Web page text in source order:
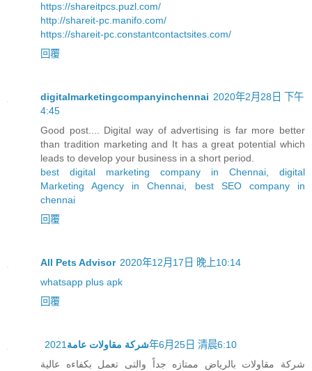
https://shareitpcs.puzl.com/
http://shareit-pc.manifo.com/
https://shareit-pc.constantcontactsites.com/
回覆
digitalmarketingcompanyinchennai 2020年2月28日 下午
4:45
Good post.... Digital way of advertising is far more better
than tradition marketing and It has a great potential which
leads to develop your business in a short period.
best digital marketing company in Chennai, digital
Marketing Agency in Chennai, best SEO company in
chennai
回覆
All Pets Advisor 2020年12月17日 晚上10:14
whatsapp plus apk
回覆
شركة مقاولات عامة2021年6月25日 清晨6:10
شركة مقاولات بالرياض ممتازه جداً والتى تعمل بكفاءه عالية